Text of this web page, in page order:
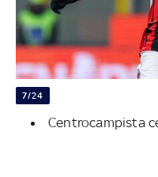
7/24
Centrocampista